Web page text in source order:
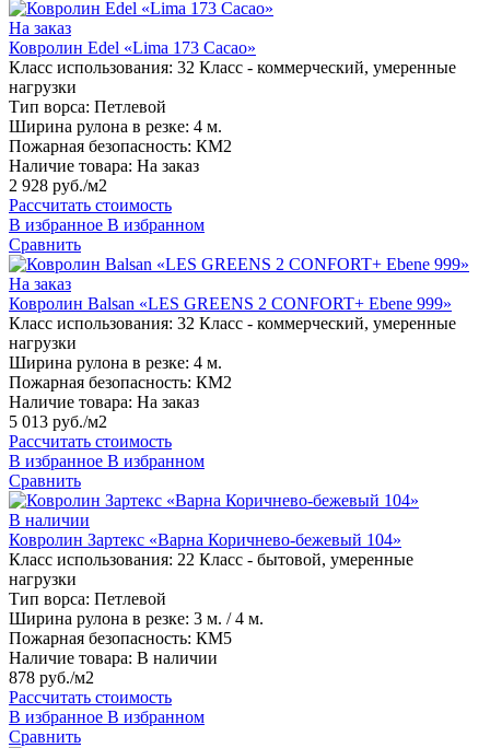
На заказ
Ковролин Edel «Lima 173 Cacao»
Класс использования: 32 Класс - коммерческий, умеренные
нагрузки
Тип ворса: Петлевой
Ширина рулона в резке: 4 м.
Пожарная безопасность: КМ2
Наличие товара: На заказ
2 928 руб./м2
Рассчитать стоимость
В избранное В избранном
Сравнить
На заказ
Ковролин Balsan «LES GREENS 2 CONFORT+ Ebene 999»
Класс использования: 32 Класс - коммерческий, умеренные
нагрузки
Ширина рулона в резке: 4 м.
Пожарная безопасность: КМ2
Наличие товара: На заказ
5 013 руб./м2
Рассчитать стоимость
В избранное В избранном
Сравнить
В наличии
Ковролин Зартекс «Варна Коричнево-бежевый 104»
Класс использования: 22 Класс - бытовой, умеренные
нагрузки
Тип ворса: Петлевой
Ширина рулона в резке: 3 м. / 4 м.
Пожарная безопасность: КМ5
Наличие товара: В наличии
878 руб./м2
Рассчитать стоимость
В избранное В избранном
Сравнить